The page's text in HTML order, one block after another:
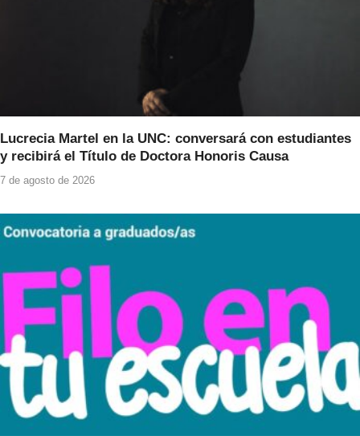
Lucrecia Martel en la UNC: conversará con estudiantes
y recibirá el Título de Doctora Honoris Causa
7 de agosto de 2026